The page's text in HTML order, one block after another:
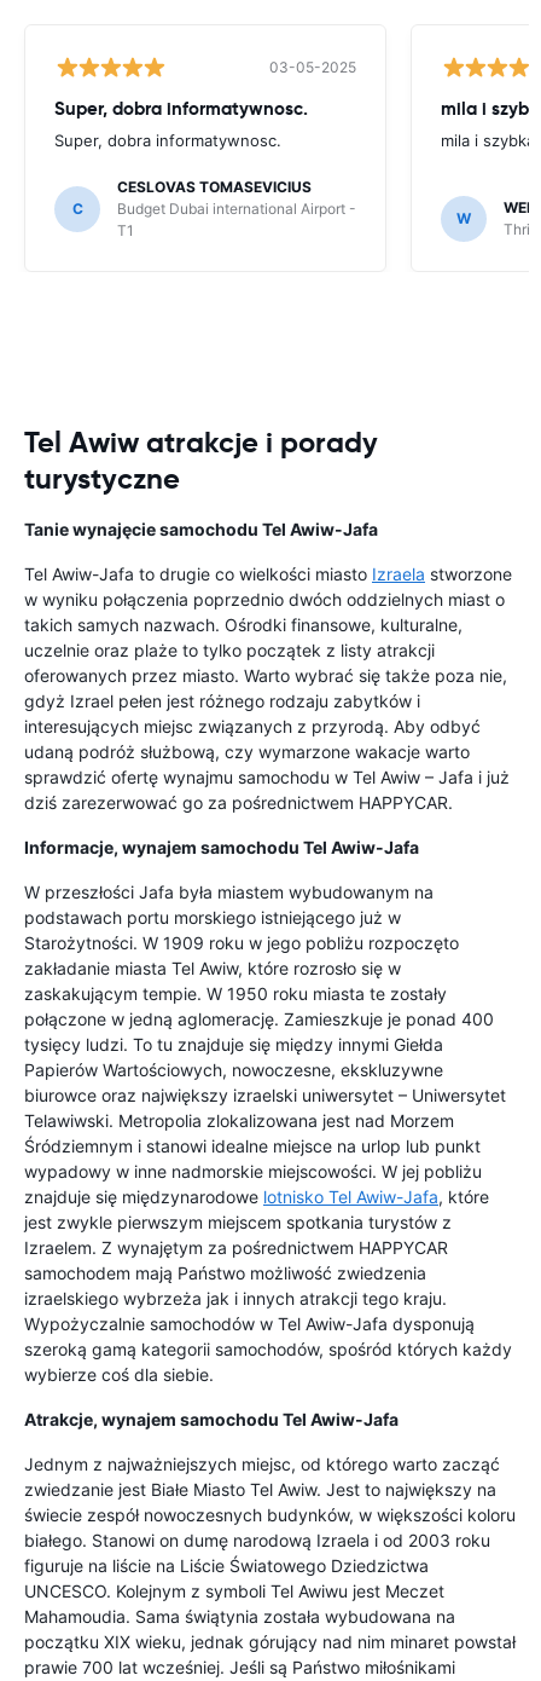
03-05-2025
Super, dobra informatywnosc.
Super, dobra informatywnosc.
C
CESLOVAS TOMASEVICIUS
Budget Dubai international Airport -
T1
mila i
mila i szybka
W
Tel Awiw atrakcje i porady
turystyczne
Tanie wynajęcie samochodu Tel Awiw-Jafa
Tel Awiw-Jafa to drugie co wielkości miasto Izraela stworzone
w wyniku połączenia poprzednio dwóch oddzielnych miast o
takich samych nazwach. Ośrodki finansowe, kulturalne,
uczelnie oraz plaże to tylko początek z listy atrakcji
oferowanych przez miasto. Warto wybrać się także poza nie,
gdyż Izrael pełen jest różnego rodzaju zabytków i
interesujących miejsc związanych z przyrodą. Aby odbyć
udaną podróż służbową, czy wymarzone wakacje warto
sprawdzić ofertę wynajmu samochodu w Tel Awiw – Jafa i już
dziś zarezerwować go za pośrednictwem HAPPYCAR.
Informacje, wynajem samochodu Tel Awiw-Jafa
W przeszłości Jafa była miastem wybudowanym na
podstawach portu morskiego istniejącego już w
Starożytności. W 1909 roku w jego pobliżu rozpoczęto
zakładanie miasta Tel Awiw, które rozrosło się w
zaskakującym tempie. W 1950 roku miasta te zostały
połączone w jedną aglomerację. Zamieszkuje je ponad 400
tysięcy ludzi. To tu znajduje się między innymi Giełda
Papierów Wartościowych, nowoczesne, ekskluzywne
biurowce oraz największy izraelski uniwersytet – Uniwersytet
Telawiwski. Metropolia zlokalizowana jest nad Morzem
Śródziemnym i stanowi idealne miejsce na urlop lub punkt
wypadowy w inne nadmorskie miejscowości. W jej pobliżu
znajduje się międzynarodowe lotnisko Tel Awiw-Jafa, które
jest zwykle pierwszym miejscem spotkania turystów z
Izraelem. Z wynajętym za pośrednictwem HAPPYCAR
samochodem mają Państwo możliwość zwiedzenia
izraelskiego wybrzeża jak i innych atrakcji tego kraju.
Wypożyczalnie samochodów w Tel Awiw-Jafa dysponują
szeroką gamą kategorii samochodów, spośród których każdy
wybierze coś dla siebie.
Atrakcje, wynajem samochodu Tel Awiw-Jafa
Jednym z najważniejszych miejsc, od którego warto zacząć
zwiedzanie jest Białe Miasto Tel Awiw. Jest to największy na
świecie zespół nowoczesnych budynków, w większości koloru
białego. Stanowi on dumę narodową Izraela i od 2003 roku
figuruje na liście na Liście Światowego Dziedzictwa
UNCESCO. Kolejnym z symboli Tel Awiwu jest Meczet
Mahamoudia. Sama świątynia została wybudowana na
początku XIX wieku, jednak górujący nad nim minaret powstał
prawie 700 lat wcześniej. Jeśli są Państwo miłośnikami